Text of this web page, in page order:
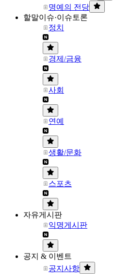
명예의 전당
할말이슈·이슈토론
정치
경제/금융
사회
연예
생활/문화
스포츠
자유게시판
익명게시판
공지 & 이벤트
공지사항